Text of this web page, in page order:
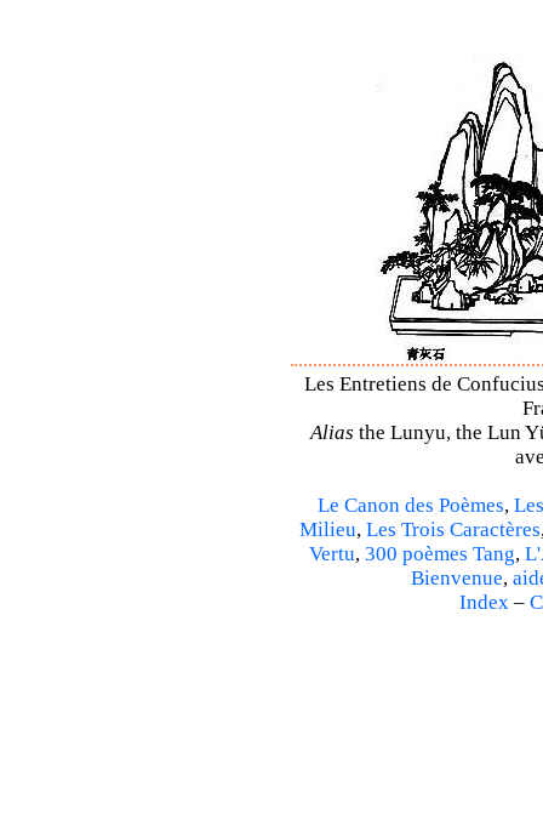
Les Entretiens de
Alias the Lunyu, the Lun
Le Canon des Poèmes,
Milieu, Les Trois Caractères
Vertu, 300 poèmes Tang,
Bienvenue,
Index –